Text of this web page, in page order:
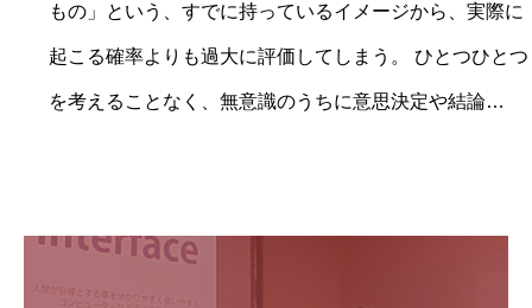
もの」という、すでに持っているイメージから、実際に
起こる確率よりも過大に評価してしまう。 ひとつひとつ
を考えることなく、無意識のうちに意思決定や結論…